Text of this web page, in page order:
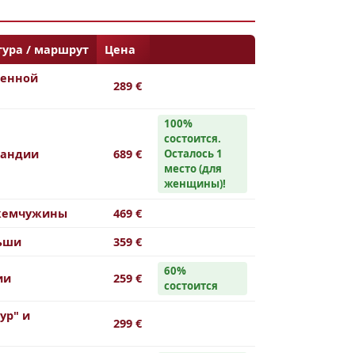
/ маршрут
Цена
289 €
689 €
100%
cостоится.
Осталось 1
место (для
женщины)!
469 €
359 €
259 €
60%
состоится
и
299 €